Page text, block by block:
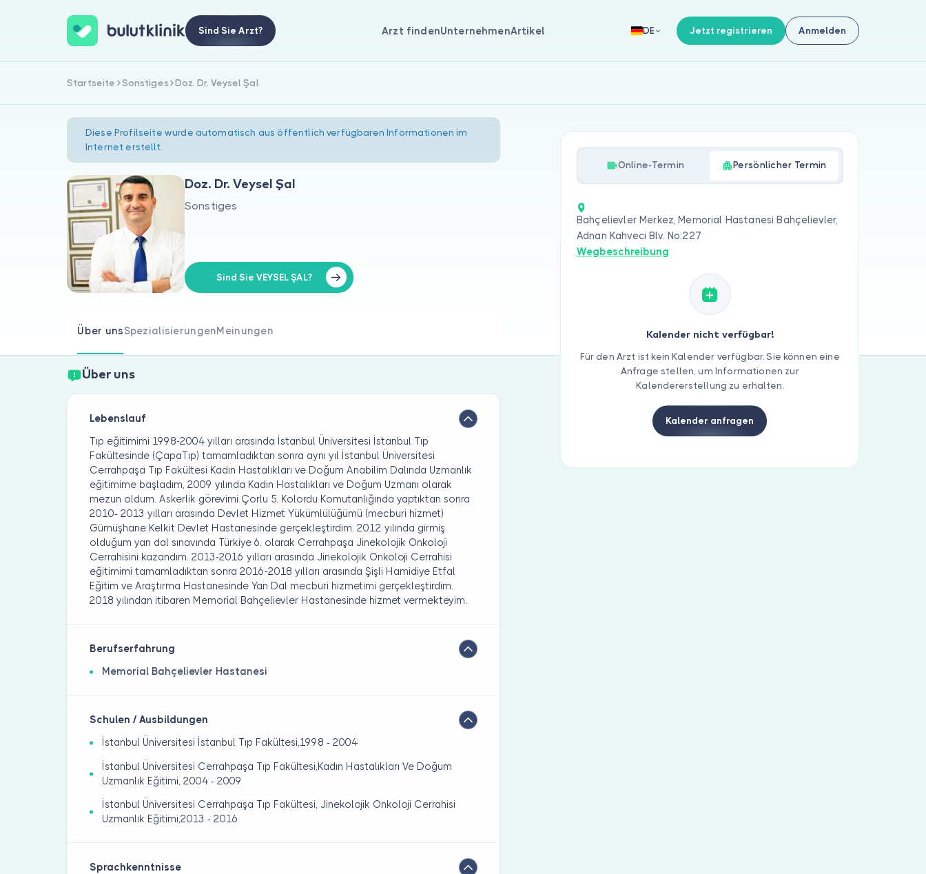
Sind Sie Arzt? Arzt findenUnternehmenArtikel DE Jetzt registrieren Anmelden
Startseite Sonstiges Doz. Dr. Veysel Şal
Diese Profilseite wurde automatisch aus öffentlich verfügbaren Informationen im
Internet erstellt.
Doz. Dr. Veysel Şal
Sonstiges
Sind Sie VEYSEL ŞAL?
Über unsSpezialisierungenMeinungen
Über uns
Lebenslauf
Tıp eğitimimi 1998-2004 yılları arasında İstanbul Üniversitesi İstanbul Tıp
Fakültesinde (ÇapaTıp) tamamladıktan sonra aynı yıl İstanbul Üniversitesi
Cerrahpaşa Tıp Fakültesi Kadın Hastalıkları ve Doğum Anabilim Dalında Uzmanlık
eğitimime başladım, 2009 yılında Kadın Hastalıkları ve Doğum Uzmanı olarak
mezun oldum. Askerlik görevimi Çorlu 5. Kolordu Komutanlığında yaptıktan sonra
2010- 2013 yılları arasında Devlet Hizmet Yükümlülüğümü (mecburi hizmet)
Gümüşhane Kelkit Devlet Hastanesinde gerçekleştirdim. 2012 yılında girmiş
olduğum yan dal sınavında Türkiye 6. olarak Cerrahpaşa Jinekolojik Onkoloji
Cerrahisini kazandım. 2013-2016 yılları arasında Jinekolojik Onkoloji Cerrahisi
eğitimimi tamamladıktan sonra 2016-2018 yılları arasında Şişli Hamidiye Etfal
Eğitim ve Araştırma Hastanesinde Yan Dal mecburi hizmetimi gerçekleştirdim.
2018 yılından itibaren Memorial Bahçelievler Hastanesinde hizmet vermekteyim.
Berufserfahrung
Memorial Bahçelievler Hastanesi
Schulen / Ausbildungen
İstanbul Üniversitesi İstanbul Tıp Fakültesi,1998 - 2004
İstanbul Üniversitesi Cerrahpaşa Tıp Fakültesi,Kadın Hastalıkları Ve Doğum
Uzmanlık Eğitimi, 2004 - 2009
İstanbul Üniversitesi Cerrahpaşa Tıp Fakültesi, Jinekolojik Onkoloji Cerrahisi
Uzmanlık Eğitimi,2013 - 2016
Sprachkenntnisse
Online-Termin Persönlicher Termin
Bahçelievler Merkez, Memorial Hastanesi Bahçelievler,
Adnan Kahveci Blv. No:227
Wegbeschreibung
Kalender nicht verfügbar!
Für den Arzt ist kein Kalender verfügbar. Sie können eine
Anfrage stellen, um Informationen zur
Kalendererstellung zu erhalten.
Kalender anfragen